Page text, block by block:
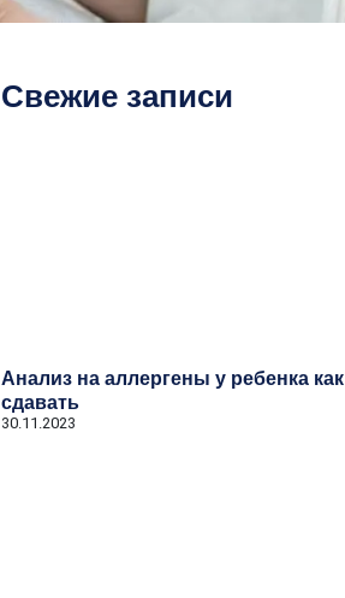
Свежие записи
Анализ на аллергены у ребенка как
сдавать
30.11.2023